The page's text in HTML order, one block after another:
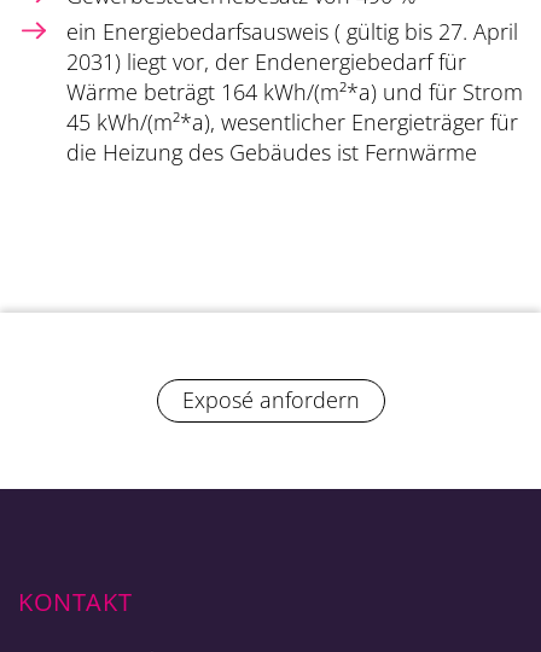
ein Energiebedarfsausweis ( gültig bis 27. April
2031) liegt vor, der Endenergiebedarf für
Wärme beträgt 164 kWh/(m²*a) und für Strom
45 kWh/(m²*a), wesentlicher Energieträger für
die Heizung des Gebäudes ist Fernwärme
Exposé anfordern
KONTAKT